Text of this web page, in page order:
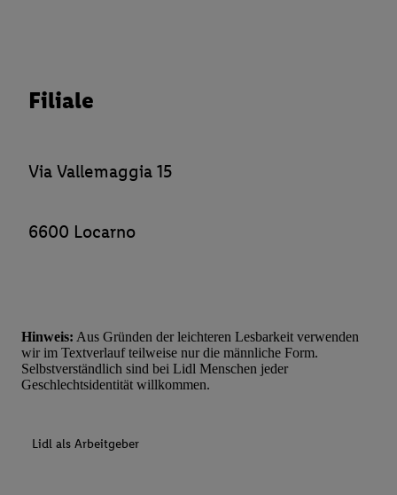
Filiale
Via Vallemaggia 15
6600 Locarno
Hinweis: Aus Gründen der leichteren Lesbarkeit verwenden
wir im Textverlauf teilweise nur die männliche Form.
Selbstverständlich sind bei Lidl Menschen jeder
Geschlechtsidentität willkommen.
Lidl als Arbeitgeber